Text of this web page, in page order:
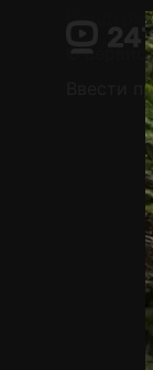
О
Ввести